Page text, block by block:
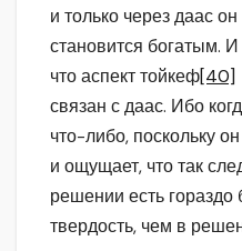
и только через даас
становится богатым. И
что аспект тойкеф[40]
связан с даас. Ибо
что-либо, поскольку
и ощущает, что так
решении есть гораздо
твердость, чем в